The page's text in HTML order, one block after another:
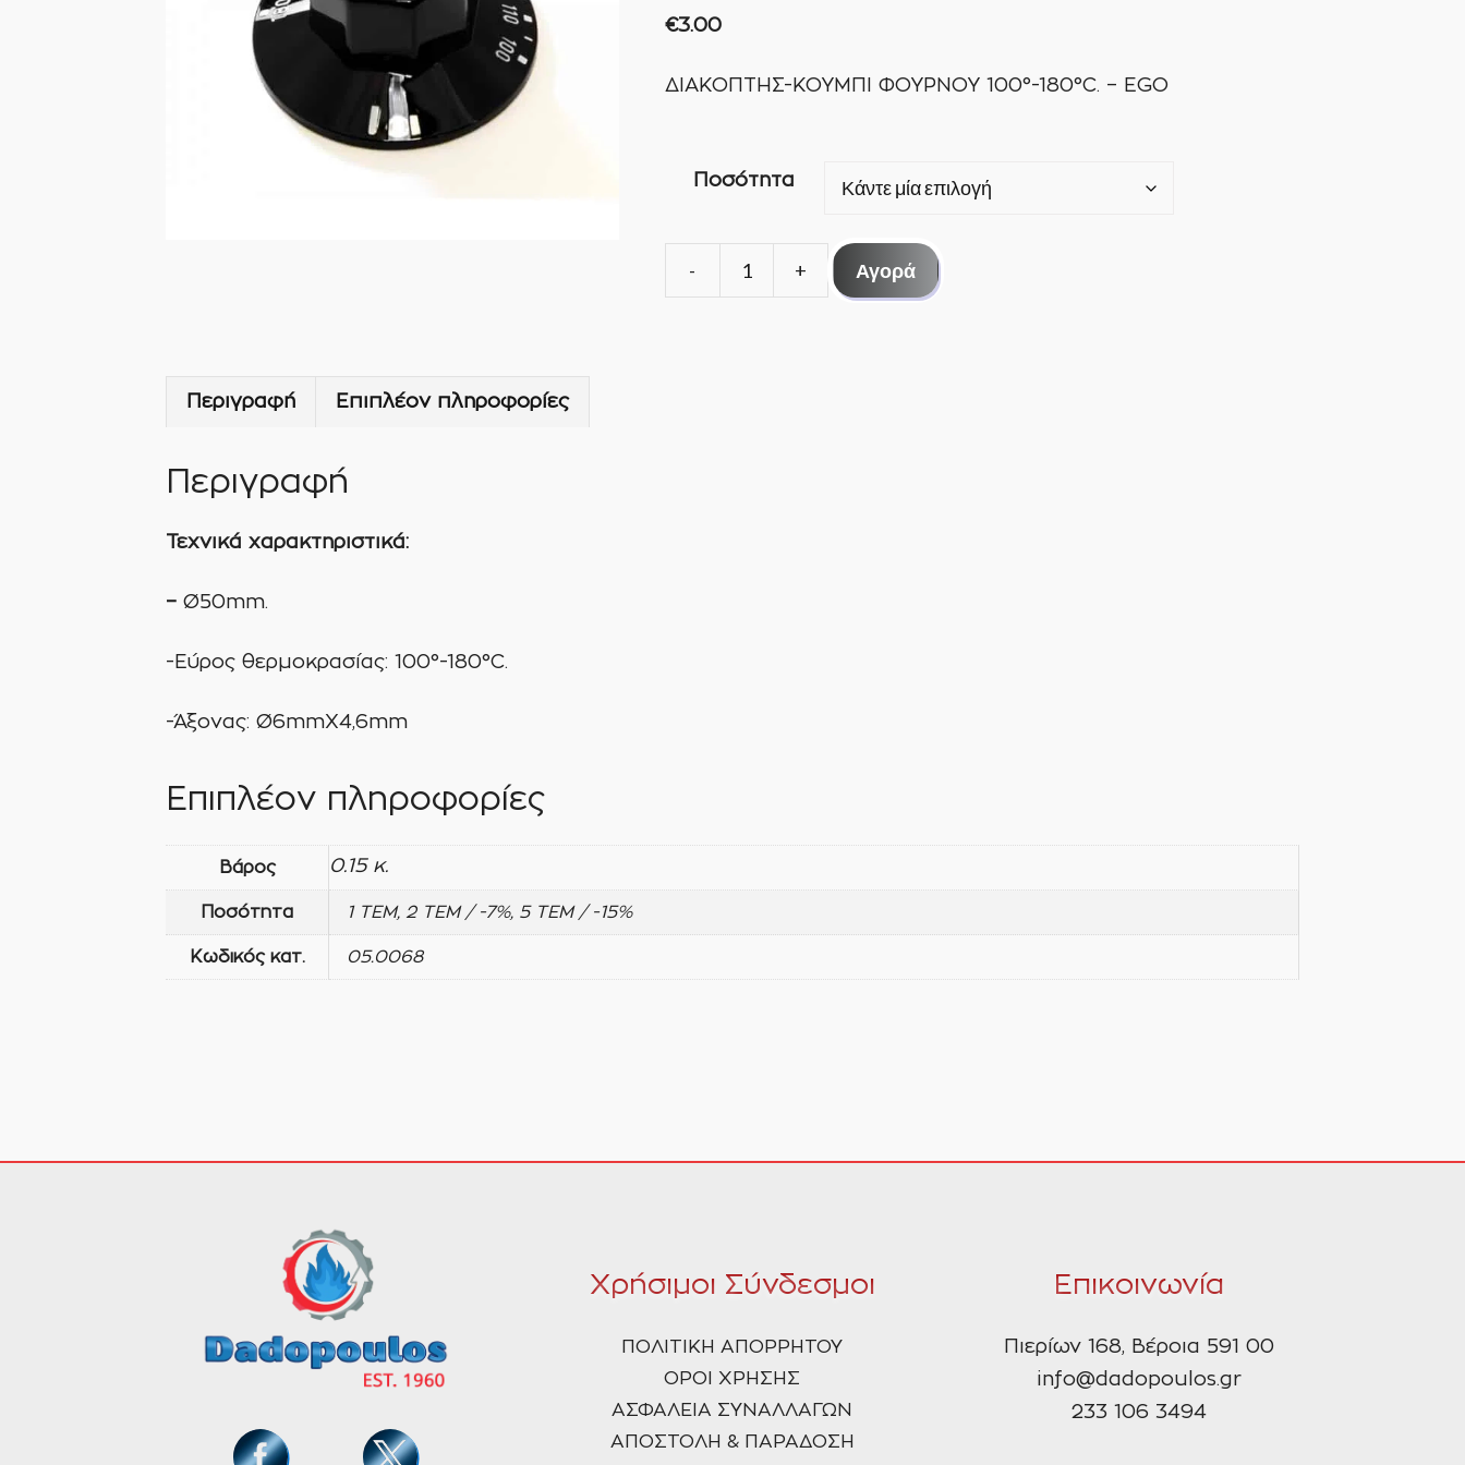
€3.00
ΔΙΑΚΟΠΤΗΣ-ΚΟΥΜΠΙ ΦΟΥΡΝΟΥ 100°-180°C. – EGO
Ποσότητα
ΔΙΑΚΟΠΤΗΣ-
Αγορά
Περιγραφή Επιπλέον πληροφορίες
Περιγραφή
Τεχνικά χαρακτηριστικά:
– Ø50mm.
-Εύρος θερμοκρασίας: 100°-180°C.
-Άξονας: Ø6mmX4,6mm
Επιπλέον πληροφορίες
Βάρος 0.15 κ.
Ποσότητα 1 ΤΕΜ, 2 ΤΕΜ / -7%, 5 ΤΕΜ / -15%
Κωδικός κατ. 05.0068
Χρήσιμοι Σύνδεσμοι
ΠΟΛΙΤΙΚΗ ΑΠΟΡΡΗΤΟΥ
ΟΡΟΙ ΧΡΗΣΗΣ
ΑΣΦΑΛΕΙΑ ΣΥΝΑΛΛΑΓΩΝ
ΑΠΟΣΤΟΛΗ & ΠΑΡΑΔΟΣΗ
Επικοινωνία
Πιερίων 168, Βέροια 591 00
info@dadopoulos.gr
233 106 3494